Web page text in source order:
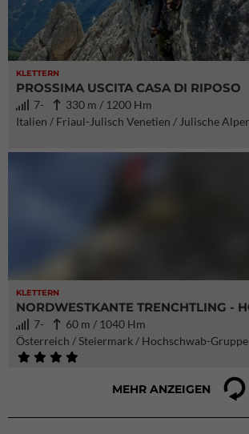
KLETTERN
PROSSIMA USCITA CASA DI RIPOSO
7-
330 m / 1200 Hm
Italien / Friaul-Julisch Venetien / Julische
KLETTERN
NORDWESTKANTE TRENCHTLING -
7-
60 m / 1040 Hm
Österreich / Steiermark / Hochschwab-Gruppe
MEHR ANZEIGEN